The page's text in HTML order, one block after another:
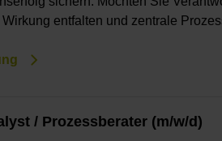
entfalten und zentrale
/ Prozessberater (m/w/d)